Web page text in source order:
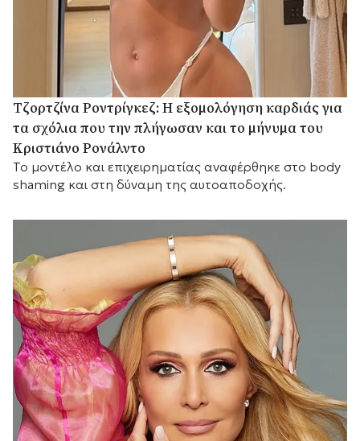
Τζορτζίνα Ροντρίγκεζ: Η εξομολόγηση καρδιάς για
τα σχόλια που την πλήγωσαν και το μήνυμα του
Κριστιάνο Ρονάλντο
Το μοντέλο και επιχειρηματίας αναφέρθηκε στο body
shaming και στη δύναμη της αυτοαποδοχής.